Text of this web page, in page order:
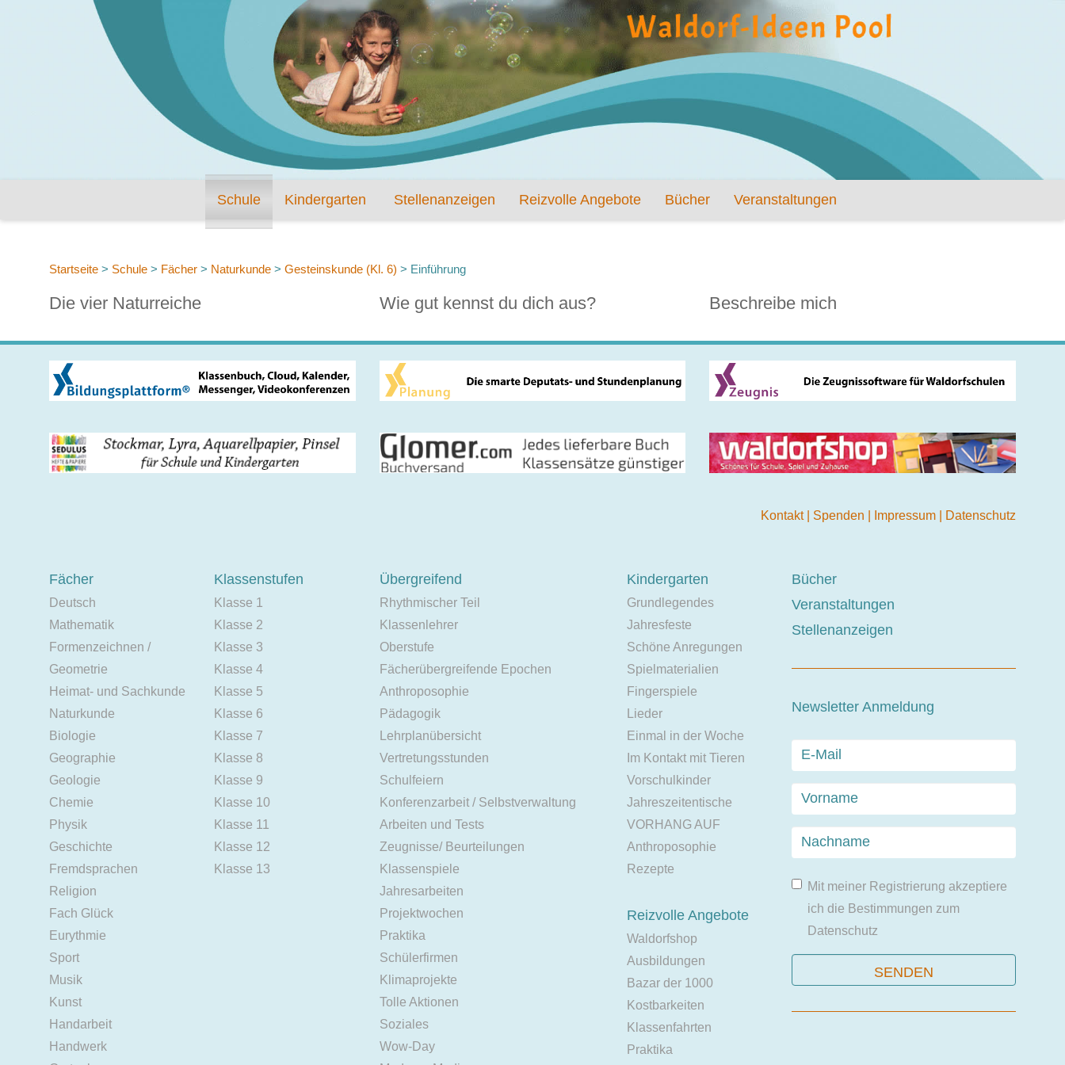
Schule Kindergarten Stellenanzeigen Reizvolle Angebote Bücher Veranstaltungen
Startseite > Schule > Fächer > Naturkunde > Gesteinskunde (Kl. 6) > Einführung
Die vier Naturreiche Wie gut kennst du dich aus? Beschreibe mich
Kontakt Spenden Impressum Datenschutz
Fächer
Deutsch
Mathematik
Formenzeichnen /
Geometrie
Heimat- und Sachkunde
Naturkunde
Biologie
Geographie
Geologie
Chemie
Physik
Geschichte
Fremdsprachen
Religion
Fach Glück
Eurythmie
Sport
Musik
Kunst
Handarbeit
Handwerk
Klassenstufen
Klasse 1
Klasse 2
Klasse 3
Klasse 4
Klasse 5
Klasse 6
Klasse 7
Klasse 8
Klasse 9
Klasse 10
Klasse 11
Klasse 12
Klasse 13
Übergreifend
Rhythmischer Teil
Klassenlehrer
Oberstufe
Fächerübergreifende Epochen
Anthroposophie
Pädagogik
Lehrplanübersicht
Vertretungsstunden
Schulfeiern
Konferenzarbeit / Selbstverwaltung
Arbeiten und Tests
Zeugnisse/ Beurteilungen
Klassenspiele
Jahresarbeiten
Projektwochen
Praktika
Schülerfirmen
Klimaprojekte
Tolle Aktionen
Soziales
Wow-Day
Kindergarten
Grundlegendes
Jahresfeste
Schöne Anregungen
Spielmaterialien
Fingerspiele
Lieder
Einmal in der Woche
Im Kontakt mit Tieren
Vorschulkinder
Jahreszeitentische
VORHANG AUF
Anthroposophie
Rezepte
Reizvolle Angebote
Waldorfshop
Ausbildungen
Bazar der 1000
Kostbarkeiten
Klassenfahrten
Praktika
Bücher
Veranstaltungen
Stellenanzeigen
Newsletter Anmeldung
Mit meiner Registrierung akzeptiere
ich die Bestimmungen zum
Datenschutz